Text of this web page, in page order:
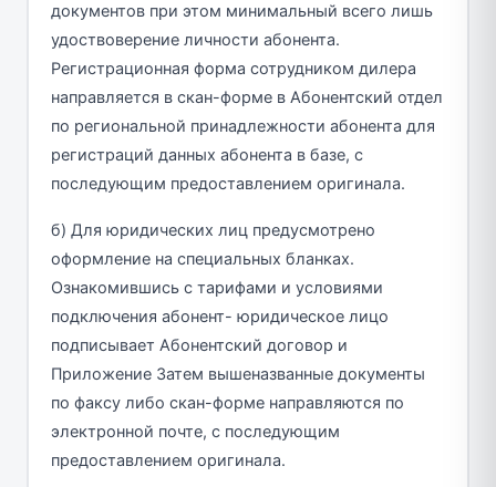
документов при этом минимальный всего лишь
удоствоверение личности абонента.
Регистрационная форма сотрудником дилера
направляется в скан-форме в Абонентский отдел
по региональной принадлежности абонента для
регистраций данных абонента в базе, с
последующим предоставлением оригинала.
б) Для юридических лиц предусмотрено
оформление на специальных бланках.
Ознакомившись с тарифами и условиями
подключения абонент- юридическое лицо
подписывает Абонентский договор и
Приложение Затем вышеназванные документы
по факсу либо скан-форме направляются по
электронной почте, с последующим
предоставлением оригинала.